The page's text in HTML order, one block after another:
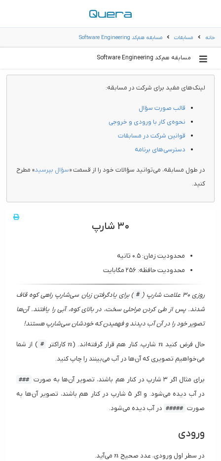
خانه مسابقات مسابقه هم‌کد Software Engineering
مسابقه هم‌کد Software Engineering
لینک‌های مفید برای شرکت در مسابقه:
قالب صورت سؤال
نحوه‌ی کار با ورودی و خروجی
قوانین شرکت در مسابقات
دسترسی‌های برنامه
در طول مسابقه، می‌توانید سؤالات خود را از قسمت «سؤال بپرسید» مطرح
کنید.
۳۰ شارپ
محدودیت زمان: ۰.۵ ثانیه
محدودیت حافظه: ۲۵۶ مگابایت
روزی ۳۰ علامت شارپ ( # ) برای یادگرفتن زبان سی‌شارپ راهی کوه قاف
شدند. پس از طی کردن مراحلی سخت، در بالای کوه، آبی را یافتند. آن‌ها
تصویر خود را در آن آب دیدند و فهمیدن که خودشان سی‌شارپ هستند!
حال فرض کنید
n
n شارپ، کنار هم قرار گرفته‌اند. (
n
nکاراکتر # ) از شما
می‌خواهیم تصویری که آن‌ها در آب می‌بینند را چاپ کنید.
برای مثال اگر ۳ شارپ در کنار هم باشند، تصویر آن‌ها به صورت ###
در آب دیده می‌شود. و اگر ۵ شارپ در کنار هم باشند، تصویر آن‌ها به
صورت ##### در آب دیده می‌شود.
ورودی
در سطر اول ورودی، عدد صحیح
n
n می‌آید.